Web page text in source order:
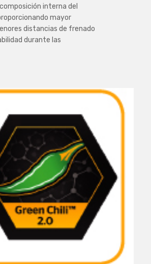
interna del
mayor
distancias de frenado
durante las